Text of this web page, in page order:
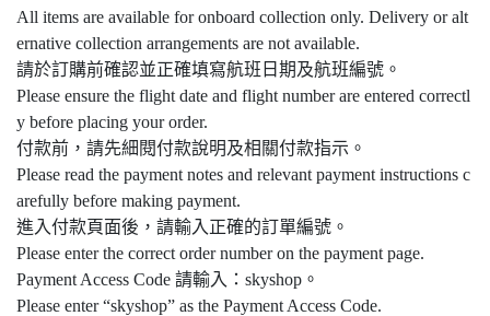
All items are available for onboard collection only. Delivery or alt
ernative collection arrangements are not available.
請於訂購前確認並正確填寫航班日期及航班編號。
Please ensure the flight date and flight number are entered correctl
y before placing your order.
付款前，請先細閱付款說明及相關付款指示。
Please read the payment notes and relevant payment instructions c
arefully before making payment.
進入付款頁面後，請輸入正確的訂單編號。
Please enter the correct order number on the payment page.
Payment Access Code 請輸入：skyshop。
Please enter “skyshop” as the Payment Access Code.